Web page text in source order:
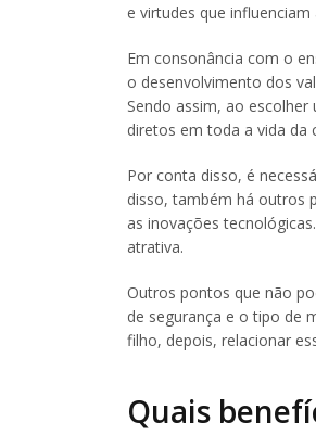
e virtudes que influenciam
Em consonância com o
o desenvolvimento dos
Sendo assim, ao
diretos em toda a vida da
Por conta disso, é
disso, também há outros
as inovações
atrativa.
Outros pontos que não
de segurança e o tipo de
filho, depois, relacionar
Quais